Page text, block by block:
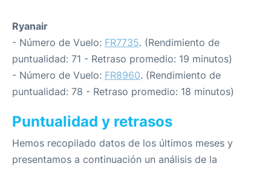
Ryanair
- Número de Vuelo: FR7735. (Rendimiento de
puntualidad: 71 - Retraso promedio: 19 minutos)
- Número de Vuelo: FR8960. (Rendimiento de
puntualidad: 78 - Retraso promedio: 18 minutos)
Puntualidad y retrasos
Hemos recopilado datos de los últimos meses y
presentamos a continuación un análisis de la